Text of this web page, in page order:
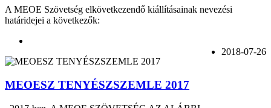
A MEOE Szövetség elkövetkezendő kiállításainak nevezési
határidejei a következők:
2018-07-26
MEOESZ TENYÉSZSZEMLE 2017